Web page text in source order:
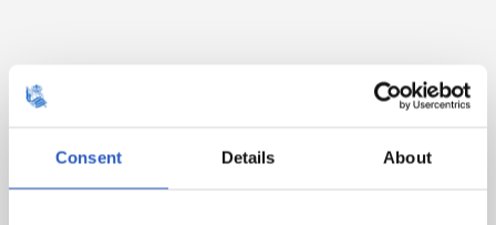
Consent Details About
Niños y niñas nacidos y nacidas entre el 2013 y
Las inscripciones se podrán hacer en grupo
(máximo de 4 personas por grupo).